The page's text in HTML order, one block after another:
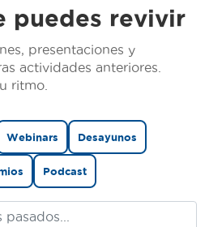
puedes revivir
presentaciones y
actividades anteriores.
ritmo.
Webinars Desayunos
Podcast